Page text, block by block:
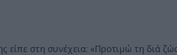
είπε στη συνέχεια: «Προτιμώ τη διά